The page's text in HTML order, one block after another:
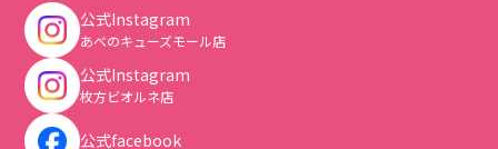
公式Instagram
あべのキューズモール店
公式Instagram
枚方ビオルネ店
公式facebook